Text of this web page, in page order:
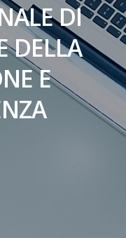
DI
DELLA
E